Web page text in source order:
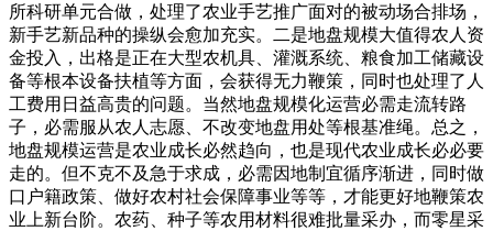
所科研单元合做，处理了农业手艺推广面对的被动场合排场，
新手艺新品种的操纵会愈加充实。二是地盘规模大值得农人资
金投入，出格是正在大型农机具、灌溉系统、粮食加工储藏设
备等根本设备扶植等方面，会获得无力鞭策，同时也处理了人
工费用日益高贵的问题。当然地盘规模化运营必需走流转路
子，必需服从农人志愿、不改变地盘用处等根基准绳。总之，
地盘规模运营是农业成长必然趋向，也是现代农业成长必必要
走的。但不克不及急于求成，必需因地制宜循序渐进，同时做
口户籍政策、做好农村社会保障事业等等，才能更好地鞭策农
业上新台阶。农药、种子等农用材料很难批量采办，而零星采